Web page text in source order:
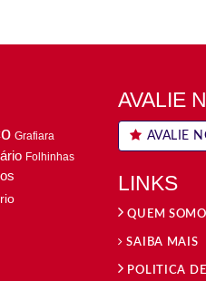
Grafiara
Folhinhas
AVALIE
AVALIE
LINKS
QUEM
SAIBA MAIS
POLITICA